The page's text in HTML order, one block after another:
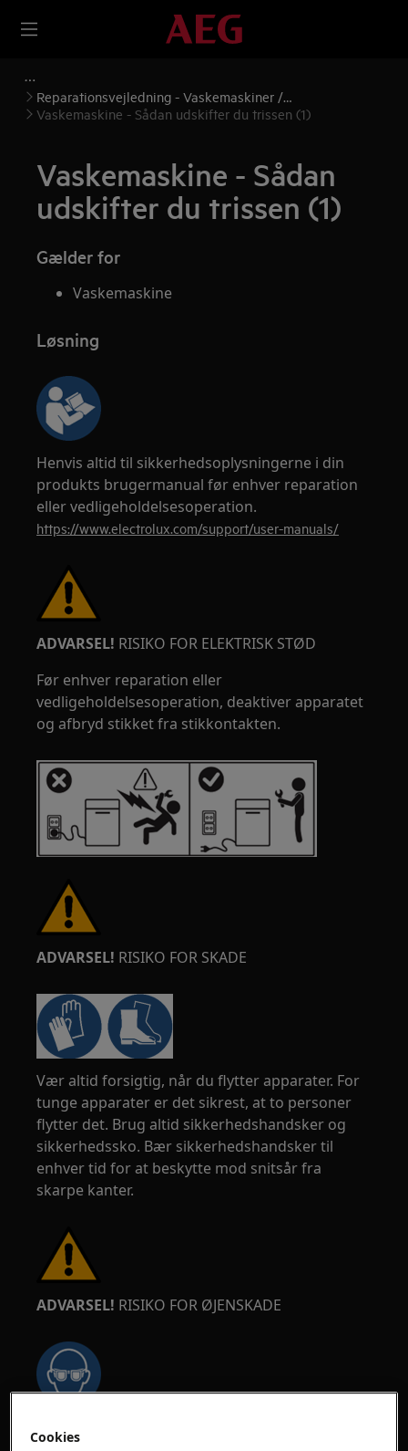
Reparationsvejledning - Vaskemaskiner /
Vasketørretumblere
Vaskemaskine - Sådan udskifter du trissen (1)
Vaskemaskine - Sådan
udskifter du trissen (1)
Gælder for
Vaskemaskine
Løsning
Henvis altid til sikkerhedsoplysningerne i din
produkts brugermanual før enhver reparation
eller vedligeholdelsesoperation.
https://www.electrolux.com/support/user-manuals/
ADVARSEL! RISIKO FOR ELEKTRISK STØD
Før enhver reparation eller
vedligeholdelsesoperation, deaktiver apparatet
og afbryd stikket fra stikkontakten.
ADVARSEL! RISIKO FOR SKADE
Vær altid forsigtig, når du flytter apparater. For
tunge apparater er det sikrest, at to personer
flytter det. Brug altid sikkerhedshandsker og
sikkerhedssko. Bær sikkerhedshandsker til
enhver tid for at beskytte mod snitsår fra
skarpe kanter.
ADVARSEL! RISIKO FOR ØJENSKADE
Brug sikkerhedsbriller, hvis du udfører
Cookies